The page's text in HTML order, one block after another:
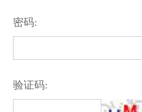
密码:
验证码: